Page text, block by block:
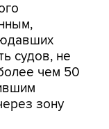
судов, не
чем 50
зону